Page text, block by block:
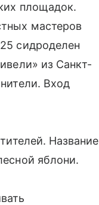
площадок.
мастеров
сидроделен
из Санкт-
Вход
Название
яблони.